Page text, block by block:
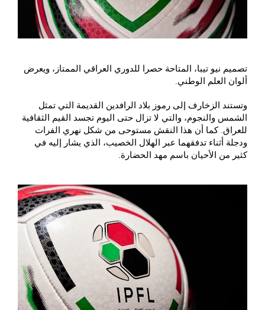
تصميم نيو تيبا، المتاحة حصرا للدوري العراقي الممتاز، ويعرض
ألوان العلم الوطني.
وتستند الزخارف إلى رموز بلاد الرافدين القديمة التي تمثل
الشمس والنجوم، والتي لا تزال حتى اليوم تجسد القيم الثقافية
للعراق. كما أن هذا النقش مستوحى من شكل نهري الفرات
ودجلة أثناء تدفقهما عبر الهلال الخصيب، الذي يشار إليه في
كثير من الأحيان باسم مهد الحضارة.